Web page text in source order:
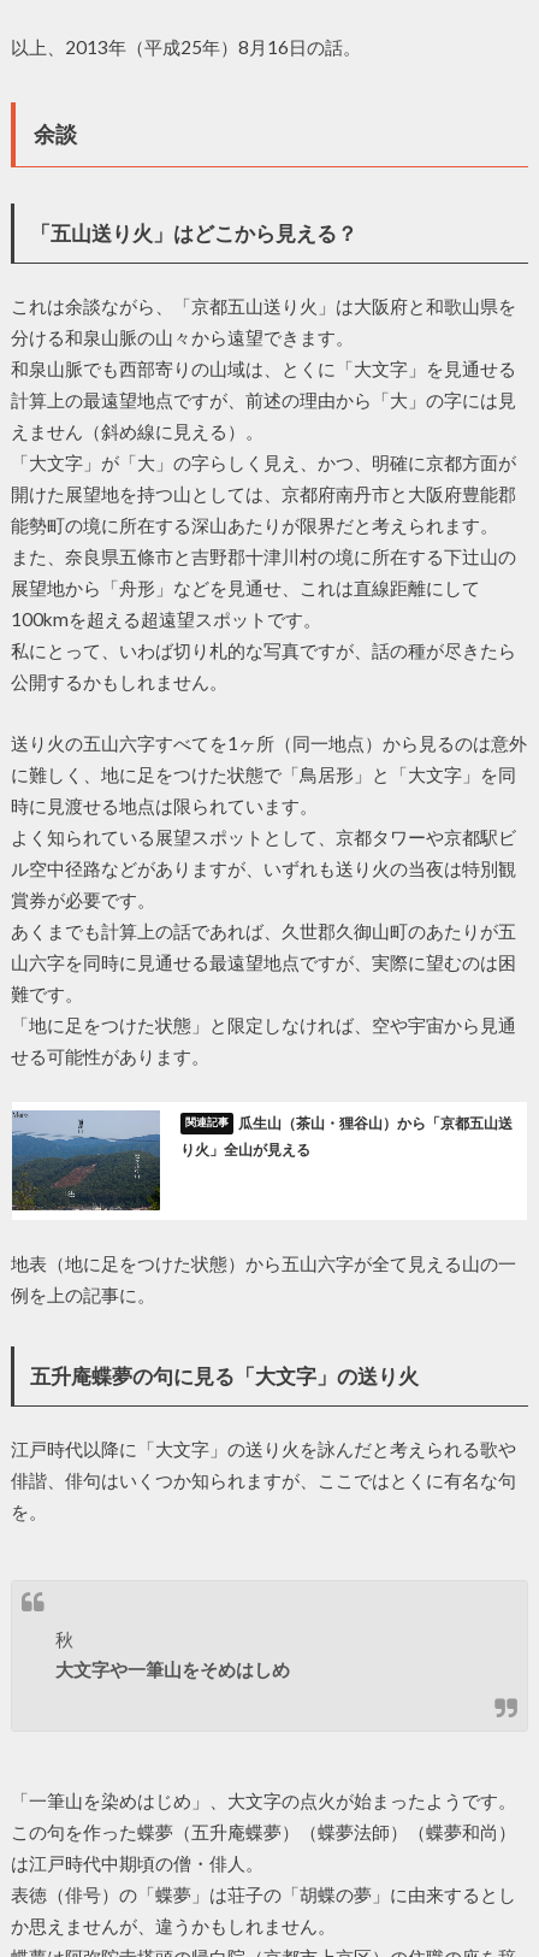
以上、2013年（平成25年）8月16日の話。
余談
「五山送り火」はどこから見える？
これは余談ながら、「京都五山送り火」は大阪府と和歌山県を
分ける和泉山脈の山々から遠望できます。
和泉山脈でも西部寄りの山域は、とくに「大文字」を見通せる
計算上の最遠望地点ですが、前述の理由から「大」の字には見
えません（斜め線に見える）。
「大文字」が「大」の字らしく見え、かつ、明確に京都方面が
開けた展望地を持つ山としては、京都府南丹市と大阪府豊能郡
能勢町の境に所在する深山あたりが限界だと考えられます。
また、奈良県五條市と吉野郡十津川村の境に所在する下辻山の
展望地から「舟形」などを見通せ、これは直線距離にして
100kmを超える超遠望スポットです。
私にとって、いわば切り札的な写真ですが、話の種が尽きたら
公開するかもしれません。
送り火の五山六字すべてを1ヶ所（同一地点）から見るのは意外
に難しく、地に足をつけた状態で「鳥居形」と「大文字」を同
時に見渡せる地点は限られています。
よく知られている展望スポットとして、京都タワーや京都駅ビ
ル空中径路などがありますが、いずれも送り火の当夜は特別観
賞券が必要です。
あくまでも計算上の話であれば、久世郡久御山町のあたりが五
山六字を同時に見通せる最遠望地点ですが、実際に望むのは困
難です。
「地に足をつけた状態」と限定しなければ、空や宇宙から見通
せる可能性があります。
瓜生山（茶山・狸谷山）から「京都五山送
り火」全山が見える
地表（地に足をつけた状態）から五山六字が全て見える山の一
例を上の記事に。
五升庵蝶夢の句に見る「大文字」の送り火
江戸時代以降に「大文字」の送り火を詠んだと考えられる歌や
俳諧、俳句はいくつか知られますが、ここではとくに有名な句
を。
秋
大文字や一筆山をそめはしめ
「一筆山を染めはじめ」、大文字の点火が始まったようです。
この句を作った蝶夢（五升庵蝶夢）（蝶夢法師）（蝶夢和尚）
は江戸時代中期頃の僧・俳人。
表徳（俳号）の「蝶夢」は荘子の「胡蝶の夢」に由来するとし
か思えませんが、違うかもしれません。